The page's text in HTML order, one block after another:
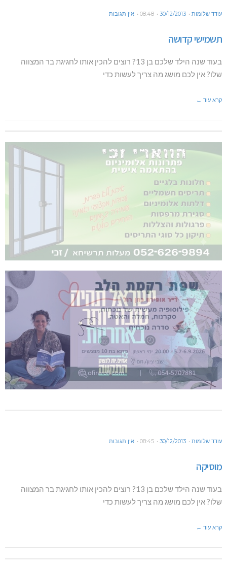
עודד שלומות 30/12/2013
08:48 אין תגובות
תשמישי קדושה
בעוד שנה הילד שלכם בן 13? רוצים להכין אותו לחגיגת בר המצווה
שלו? אין לכם מושג מה צריך לעשות כדי
קרא עוד ←
עודד שלומות 30/12/2013
08:45 אין תגובות
מוסיקה
בעוד שנה הילד שלכם בן 13? רוצים להכין אותו לחגיגת בר המצווה
שלו? אין לכם מושג מה צריך לעשות כדי
קרא עוד ←